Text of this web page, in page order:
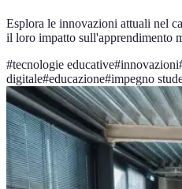
Esplora le innovazioni attuali nel
il loro impatto sull'apprendimento
#tecnologie educative#innovazioni
digitale#educazione#impegno